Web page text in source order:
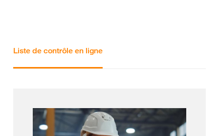
Liste de contrôle en ligne